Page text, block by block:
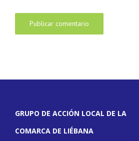
GRUPO DE ACCIÓN LOCAL DE LA
COMARCA DE LIÉBANA